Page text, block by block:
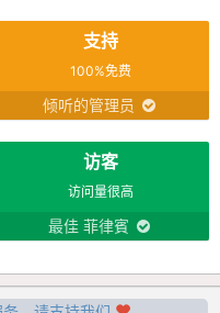
支持
100%免费
倾听的管理员
访客
访问量很高
最佳 菲律賓